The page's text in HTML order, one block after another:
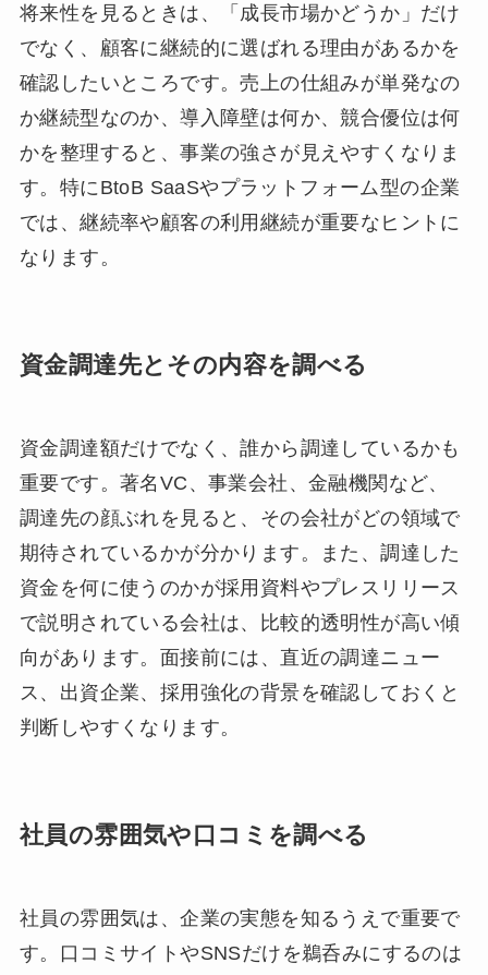
将来性を見るときは、「成長市場かどうか」だけ
でなく、顧客に継続的に選ばれる理由があるかを
確認したいところです。売上の仕組みが単発なの
か継続型なのか、導入障壁は何か、競合優位は何
かを整理すると、事業の強さが見えやすくなりま
す。特にBtoB SaaSやプラットフォーム型の企業
では、継続率や顧客の利用継続が重要なヒントに
なります。
資金調達先とその内容を調べる
資金調達額だけでなく、誰から調達しているかも
重要です。著名VC、事業会社、金融機関など、
調達先の顔ぶれを見ると、その会社がどの領域で
期待されているかが分かります。また、調達した
資金を何に使うのかが採用資料やプレスリリース
で説明されている会社は、比較的透明性が高い傾
向があります。面接前には、直近の調達ニュー
ス、出資企業、採用強化の背景を確認しておくと
判断しやすくなります。
社員の雰囲気や口コミを調べる
社員の雰囲気は、企業の実態を知るうえで重要で
す。口コミサイトやSNSだけを鵜呑みにするのは